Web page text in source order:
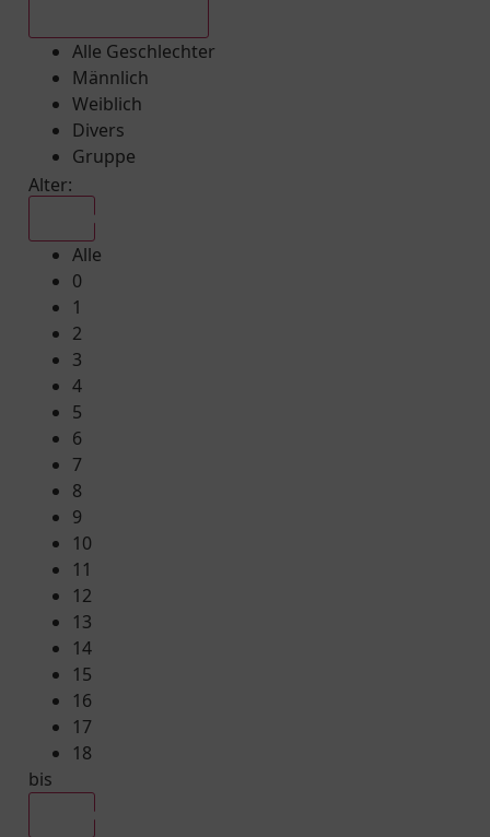
Alle Geschlechter
Männlich
Weiblich
Divers
Gruppe
Alter:
Alle
0
1
2
3
4
5
6
7
8
9
10
11
12
13
14
15
16
17
18
bis